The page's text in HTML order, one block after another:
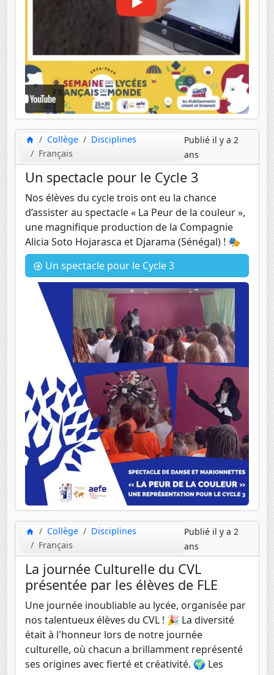
Collège
Disciplines
Français
Publié il y a 2
ans
Un spectacle pour le Cycle 3
Nos élèves du cycle trois ont eu la chance
d’assister au spectacle « La Peur de la couleur »,
une magnifique production de la Compagnie
Alicia Soto Hojarasca et Djarama (Sénégal) ! 🎭
Un spectacle pour le Cycle 3
Collège
Disciplines
Français
Publié il y a 2
ans
La journée Culturelle du CVL
présentée par les élèves de FLE
Une journée inoubliable au lycée, organisée par
nos talentueux élèves du CVL ! 🎉 La diversité
était à l'honneur lors de notre journée
culturelle, où chacun a brillamment représenté
ses origines avec fierté et créativité. 🌍 Les